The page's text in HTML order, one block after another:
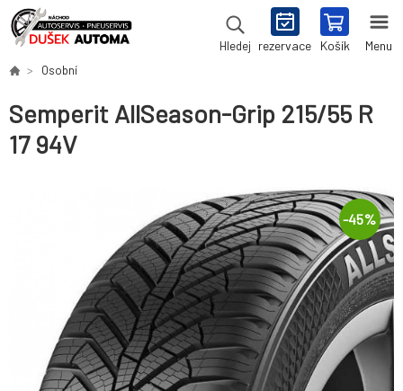
Hledej rezervace Košík Menu
Osobní
Semperit AllSeason-Grip 215/55 R
17 94V
-45%